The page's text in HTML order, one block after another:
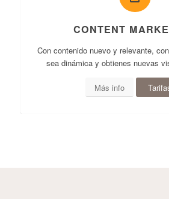
CONTENT
Con contenido nuevo y relevante,
sea dinámica y obtienes nuevas
Más info